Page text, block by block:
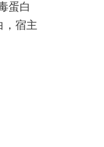
蛋白
，宿主